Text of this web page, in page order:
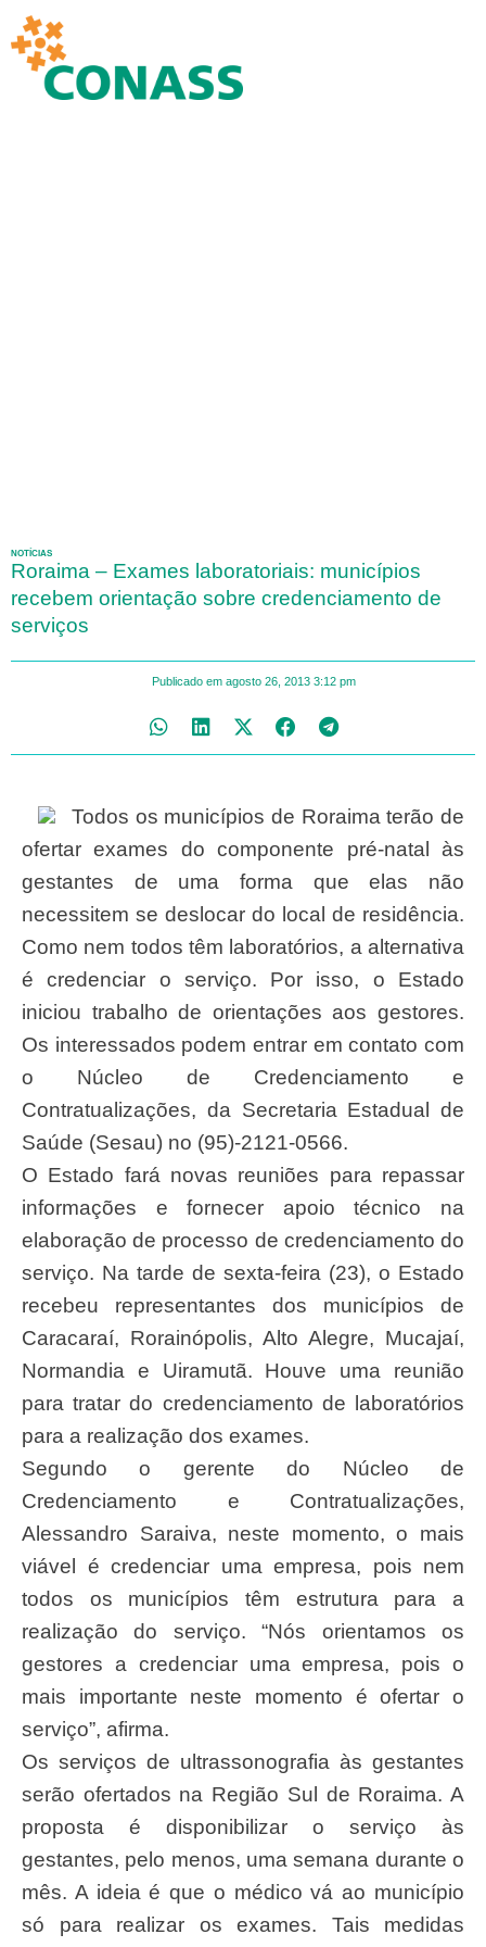
NOTÍCIAS
Roraima – Exames laboratoriais: municípios
recebem orientação sobre credenciamento de
serviços
Publicado em agosto 26, 2013 3:12 pm
Todos os municípios de Roraima terão de
ofertar exames do componente pré-natal às
gestantes de uma forma que elas não
necessitem se deslocar do local de residência.
Como nem todos têm laboratórios, a alternativa
é credenciar o serviço. Por isso, o Estado
iniciou trabalho de orientações aos gestores.
Os interessados podem entrar em contato com
o Núcleo de Credenciamento e
Contratualizações, da Secretaria Estadual de
Saúde (Sesau) no (95)-2121-0566.
O Estado fará novas reuniões para repassar
informações e fornecer apoio técnico na
elaboração de processo de credenciamento do
serviço. Na tarde de sexta-feira (23), o Estado
recebeu representantes dos municípios de
Caracaraí, Rorainópolis, Alto Alegre, Mucajaí,
Normandia e Uiramutã. Houve uma reunião
para tratar do credenciamento de laboratórios
para a realização dos exames.
Segundo o gerente do Núcleo de
Credenciamento e Contratualizações,
Alessandro Saraiva, neste momento, o mais
viável é credenciar uma empresa, pois nem
todos os municípios têm estrutura para a
realização do serviço. “Nós orientamos os
gestores a credenciar uma empresa, pois o
mais importante neste momento é ofertar o
serviço”, afirma.
Os serviços de ultrassonografia às gestantes
serão ofertados na Região Sul de Roraima. A
proposta é disponibilizar o serviço às
gestantes, pelo menos, uma semana durante o
mês. A ideia é que o médico vá ao município
só para realizar os exames. Tais medidas